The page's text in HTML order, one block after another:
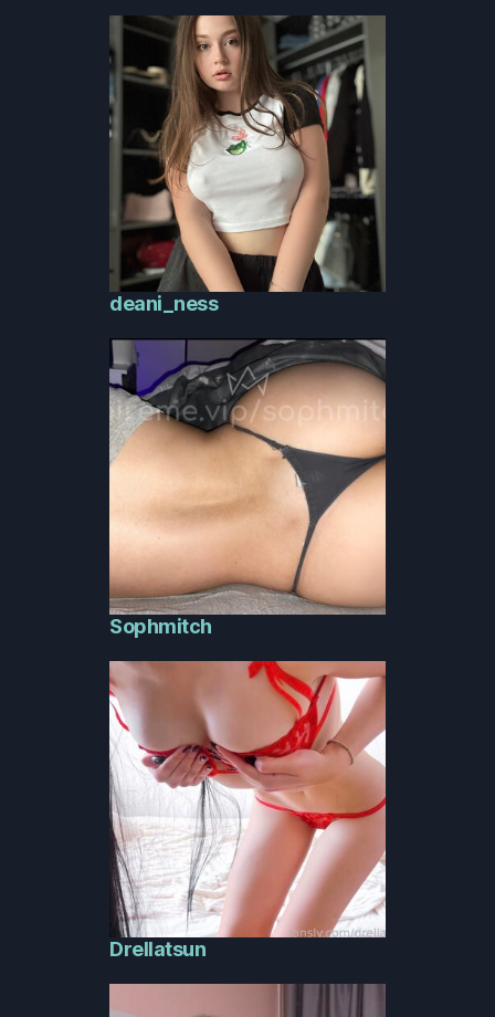
deani_ness
Sophmitch
Drellatsun